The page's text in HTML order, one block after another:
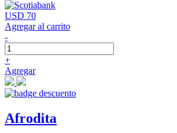
USD 70
Agregar al carrito
-
+
Agregar
Afrodita